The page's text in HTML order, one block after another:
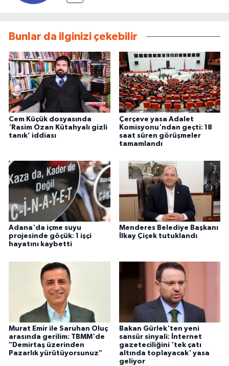
Bunlar da ilginizi çekebilir
Cem Küçük dosyasında
'Rasim Ozan Kütahyalı gizli
tanık’ iddiası
Çerçeve yasa Adalet
Komisyonu'ndan geçti: 18
saat süren görüşmeler
tamamlandı
Adana'da içme suyu
projesinde göçük: 1 işçi
hayatını kaybetti
Menderes Belediye Başkanı
İlkay Çiçek tutuklandı
Murat Emir ile Saruhan Oluç
arasında gerilim: TBMM'de
"Demirtaş üzerinden
Pazarlık yürütüyorsunuz"
Bakan Gürlek'ten yeni
sansür sinyali: İnternet
gazeteciliğini 'tek çatı
altında toplayacak' yasa
geliyor